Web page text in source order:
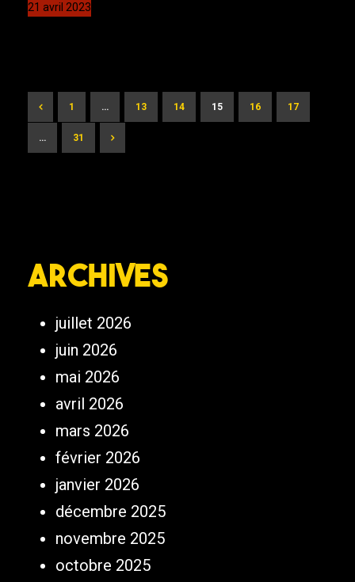
21 avril 2023
1 … 13 14 15 16 17
… 31
Archives
juillet 2026
juin 2026
mai 2026
avril 2026
mars 2026
février 2026
janvier 2026
décembre 2025
novembre 2025
octobre 2025